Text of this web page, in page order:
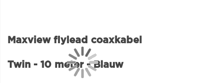
Maxview flylead coaxkabel
Twin - 10 meter - Blauw